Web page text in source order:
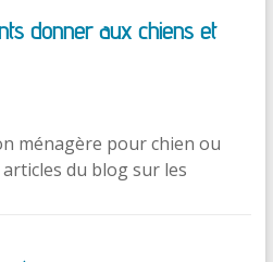
donner aux chiens et
ménagère pour chien ou
du blog sur les